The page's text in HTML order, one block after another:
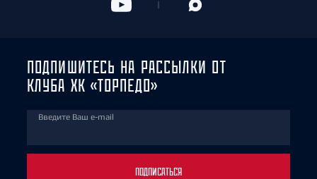
ПОДПИШИТЕСЬ НА РАССЫЛКИ ОТ
КЛУБА ХК «ТОРПЕДО»
Введите Ваш e-mail
ПОДПИСАТЬСЯ